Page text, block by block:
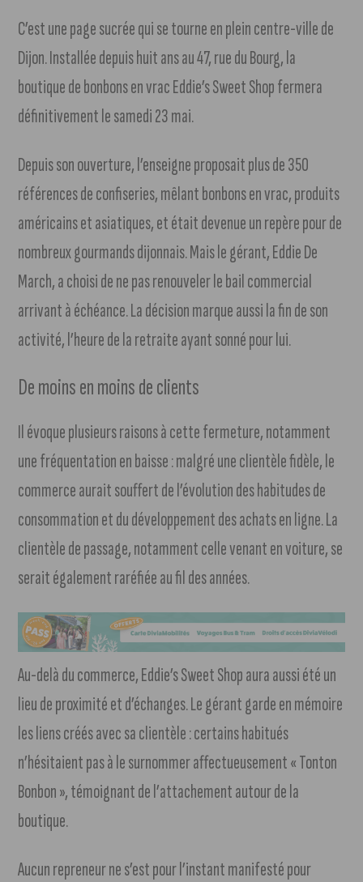
C’est une page sucrée qui se tourne en plein centre-ville de
Dijon. Installée depuis huit ans au 47, rue du Bourg, la
boutique de bonbons en vrac Eddie’s Sweet Shop fermera
définitivement le samedi 23 mai.
Depuis son ouverture, l’enseigne proposait plus de 350
références de confiseries, mêlant bonbons en vrac, produits
américains et asiatiques, et était devenue un repère pour de
nombreux gourmands dijonnais. Mais le gérant, Eddie De
March, a choisi de ne pas renouveler le bail commercial
arrivant à échéance. La décision marque aussi la fin de son
activité, l’heure de la retraite ayant sonné pour lui.
De moins en moins de clients
Il évoque plusieurs raisons à cette fermeture, notamment
une fréquentation en baisse : malgré une clientèle fidèle, le
commerce aurait souffert de l’évolution des habitudes de
consommation et du développement des achats en ligne. La
clientèle de passage, notamment celle venant en voiture, se
serait également raréfiée au fil des années.
Au-delà du commerce, Eddie’s Sweet Shop aura aussi été un
lieu de proximité et d’échanges. Le gérant garde en mémoire
les liens créés avec sa clientèle : certains habitués
n’hésitaient pas à le surnommer affectueusement « Tonton
Bonbon », témoignant de l’attachement autour de la
boutique.
Aucun repreneur ne s’est pour l’instant manifesté pour